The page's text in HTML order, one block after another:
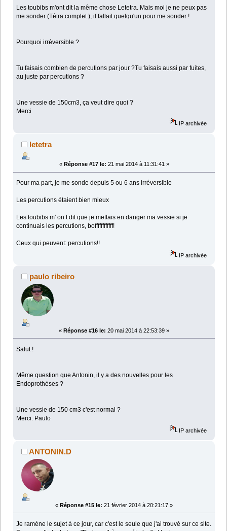
Les toubibs m'ont dit la même chose Letetra. Mais moi je ne peux pas
me sonder (Tétra complet ), il fallait quelqu'un pour me sonder !
Pourquoi irréversible ?
Tu faisais combien de percutions par jour ?Tu faisais aussi par fuites,
au juste par percutions ?
Une vessie de 150cm3, ça veut dire quoi ?
Merci
IP archivée
letetra
« Réponse #17 le: 21 mai 2014 à 11:31:41 »
Pour ma part, je me sonde depuis 5 ou 6 ans irréversible
Les percutions étaient bien mieux
Les toubibs m' on t dit que je mettais en danger ma vessie si je
continuais les percutions, boffffffffffff!
Ceux qui peuvent: percutions!!
IP archivée
paulo ribeiro
« Réponse #16 le: 20 mai 2014 à 22:53:39 »
Salut !
Même question que Antonin, il y a des nouvelles pour les
Endoprothèses ?
Une vessie de 150 cm3 c'est normal ?
Merci. Paulo
IP archivée
ANTONIN.D
« Réponse #15 le: 21 février 2014 à 20:21:17 »
Je ramène le sujet à ce jour, car c'est le seule que j'ai trouvé sur ce site.